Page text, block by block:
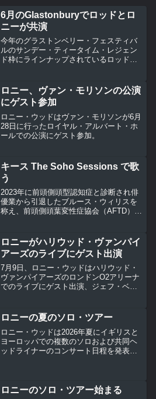
6月のGlastonburyでロッドとロ
ニーが共演
今年のグラストンベリー・フェスティバ
ルのサンデー・ティータイム・レジェン
ド枠にラインナップされているロッド・
ます。
ロニー、ヴァン・モリソンの公演
にゲスト参加
ロニー・ウッドはヴァン・モリソンが6月
28日に行ったロイヤル・アルバート・ホ
ールでの公演にゲスト参加。
キース The Soho Sessions で歌
う
2023年に前頭側頭型認知症と診断され俳
優業から引退したブルース・ウィリスを
称え、前頭側頭葉変性症協会（AFTD）へ
行われ、キース・リチャーズが3曲を歌い
ました。
ロニーがハリウッド・ヴァンパイ
アーズのライブにゲスト出演
7月9日、ロニー・ウッドはハリウッド・
ヴァンパイアーズのロンドンO2アリーナ
でのライブにゲスト出演、ジェフ・ベッ
た。
ロニーの夏のソロ・ツアー
ロニー・ウッドは2026年夏にイギリスと
ヨーロッパでの複数のソロおよび共同ヘ
ッドライナーのコンサート日程を発表し
うのは16年ぶりになります。
ロニーのソロ・ツアー始まる